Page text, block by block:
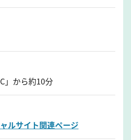
」から約10分
ルサイト関連ページ